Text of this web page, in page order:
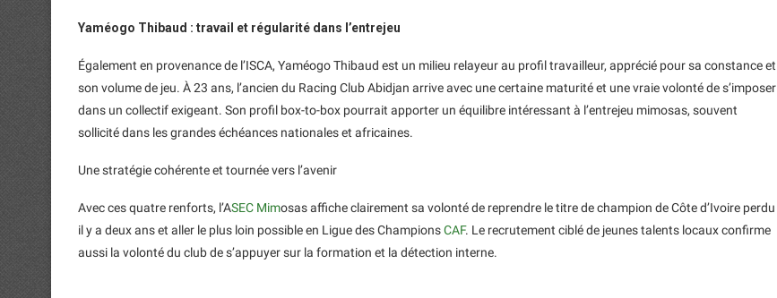
Yaméogo Thibaud : travail et régularité dans l’entrejeu
Également en provenance de l’ISCA, Yaméogo Thibaud est un milieu relayeur au profil travailleur, apprécié pour sa constance et
son volume de jeu. À 23 ans, l’ancien du Racing Club Abidjan arrive avec une certaine maturité et une vraie volonté de s’imposer
dans un collectif exigeant. Son profil box-to-box pourrait apporter un équilibre intéressant à l’entrejeu mimosas, souvent
sollicité dans les grandes échéances nationales et africaines.
Une stratégie cohérente et tournée vers l’avenir
Avec ces quatre renforts, l’ASEC Mimosas affiche clairement sa volonté de reprendre le titre de champion de Côte d’Ivoire perdu
il y a deux ans et aller le plus loin possible en Ligue des ChampionsCAF. Le recrutement ciblé de jeunes talents locaux confirme
aussi la volonté du club de s’appuyer sur la formation et la détection interne.